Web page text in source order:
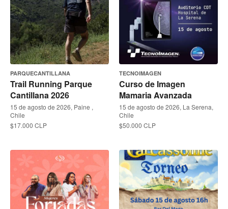
PARQUECANTILLANA
Trail Running Parque
Cantillana 2026
15 de agosto de 2026, Paine ,
Chile
$17.000 CLP
TECNOIMAGEN
Curso de Imagen
Mamaria Avanzada
15 de agosto de 2026, La Serena,
Chile
$50.000 CLP